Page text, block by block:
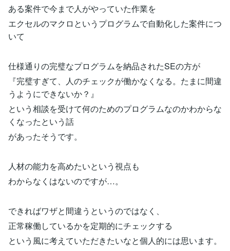
ある案件で今まで人がやっていた作業を
エクセルのマクロというプログラムで自動化した案件につ
いて
仕様通りの完璧なプログラムを納品されたSEの方が
『完璧すぎて、人のチェックが働かなくなる。たまに間違
うようにできないか？』
という相談を受けて何のためのプログラムなのかわからな
くなったという話
があったそうです。
人材の能力を高めたいという視点も
わからなくはないのですが…。
できればワザと間違うというのではなく、
正常稼働しているかを定期的にチェックする
という風に考えていただきたいなと個人的には思います。